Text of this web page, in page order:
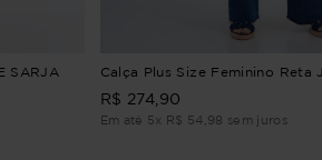
SARJA
Calça Plus Size Feminino Reta
R$ 274 90
Em até 5x R$ 54 98 sem juros